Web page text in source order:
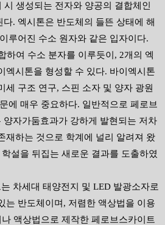
시 생성되는 전자와 양공의 결합체인
다. 엑시톤은 반도체의 들뜬 상태에 해
루어진 수소 원자와 같은 입자이다.
하여 수소 분자를 이루듯이 , 2개의 엑
엑시톤을 형성할 수 있다. 바이엑시톤
세 구조 연구, 스핀 소자 및 양자 광원
에 매우 중요하다. 일반적으로 페로브
양자가둠효과가 강하게 발현되는 저차
재하는 것으로 학계에 널리 알려져 왔
설을 뒤집는 새로운 결과를 도출하였
차세대 태양전지 및 LED 발광소자로
는 반도체이며 , 저렴한 액상법을 이용
나 액상법으로 제작한 페로브스카이트